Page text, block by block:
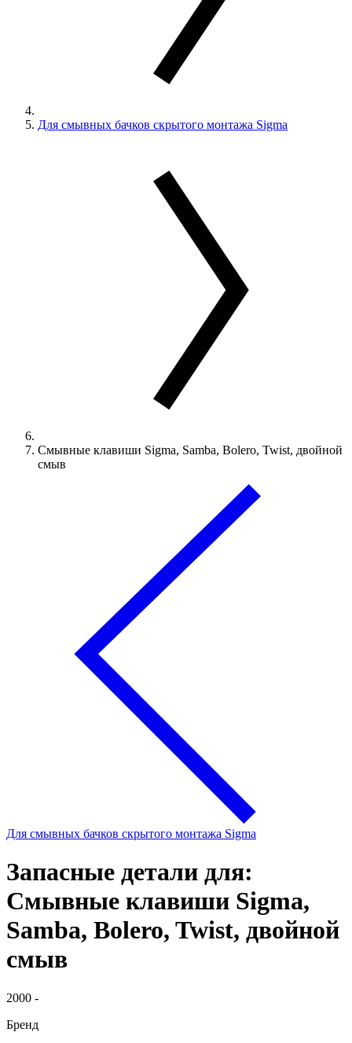
Для смывных бачков скрытого монтажа Sigma
Смывные клавиши Sigma, Samba, Bolero, Twist, двойной
смыв
Для смывных бачков скрытого монтажа Sigma
Запасные детали для:
Смывные клавиши Sigma,
Samba, Bolero, Twist, двойной
смыв
2000 -
Бренд